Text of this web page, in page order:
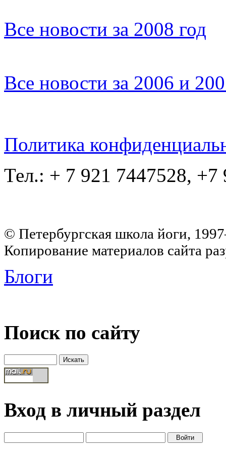
Все новости за 2008 год
Все новости за 2006 и
Политика
Тел.: + 7 921 7447528, +7
© Петербургская школа йоги,
Копирование материалов сайта
Блоги
Поиск по сайту
Вход в личный раздел